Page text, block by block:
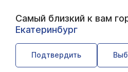
Самый близкий к вам
Екатеринбург
Подтвердить